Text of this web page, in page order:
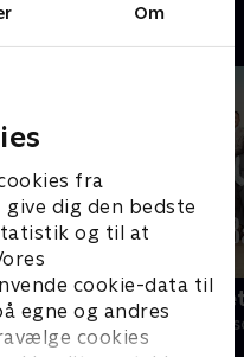
Om
fra
dig den bedste
og til at
cookie-data til
egne og andres
cookies
Drama • 10